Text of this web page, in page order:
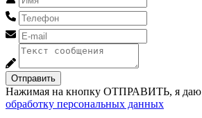
Отправить
Нажимая на кнопку ОТПРАВИТЬ, я даю
обработку персональных данных